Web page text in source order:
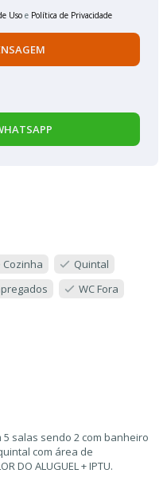
Uso e Política de Privacidade
Cozinha
Quintal
WC Fora
salas sendo 2 com banheiro
com área de
DO ALUGUEL + IPTU.